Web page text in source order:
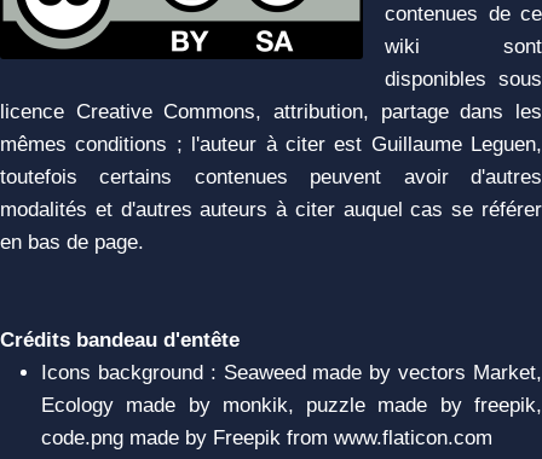
contenues de ce
wiki sont
disponibles sous
licence Creative Commons, attribution, partage dans les
mêmes conditions ; l'auteur à citer est Guillaume Leguen,
toutefois certains contenues peuvent avoir d'autres
modalités et d'autres auteurs à citer auquel cas se référer
en bas de page.
Crédits bandeau d'entête
Icons background : Seaweed made by vectors Market,
Ecology made by monkik, puzzle made by freepik,
code.png made by Freepik from www.flaticon.com